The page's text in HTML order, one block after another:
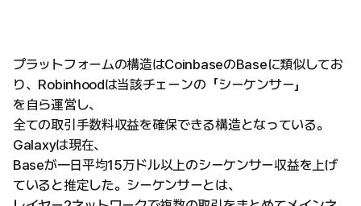
プラットフォームの構造はCoinbaseのBaseに類似してお
り、Robinhoodは当該チェーンの「シーケンサー」
を自ら運営し、
全ての取引手数料収益を確保できる構造となっている。
Galaxyは現在、
Baseが一日平均15万ドル以上のシーケンサー収益を上げ
ていると推定した。シーケンサーとは、